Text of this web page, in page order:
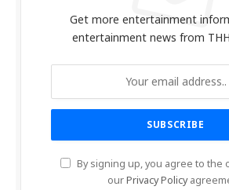
Get more entertainment
entertainment news from
By signing up, you agree to the
ourPrivacy Policy